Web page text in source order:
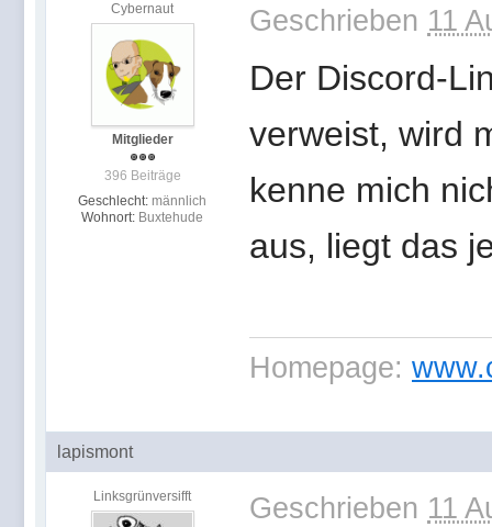
Cybernaut
Mitglieder
396 Beiträge
Geschlecht: männlich
Wohnort: Buxtehude
Geschrieben 11
Der Discord-
verweist, wird
kenne mich
aus, liegt das
Homepage:
lapismont
Linksgrünversifft Geschrieben 11